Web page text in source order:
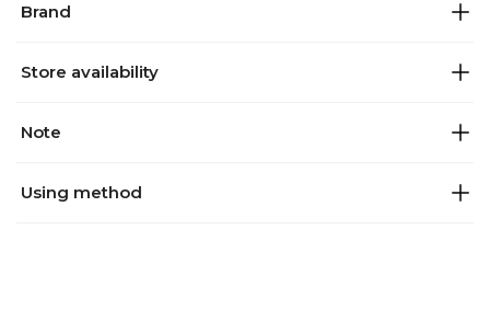
Brand
Store availability
Note
Using method